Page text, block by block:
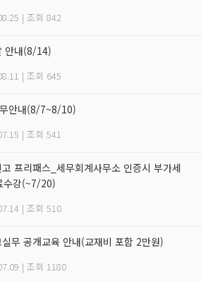
| 조회 842
안내(8/14)
| 조회 645
안내(8/7~8/10)
| 조회 541
프리패스_세무회계사무소 인증시 부가세
수강(~7/20)
| 조회 510
무 공개교육 안내(교재비 포함 2만원)
| 조회 1180